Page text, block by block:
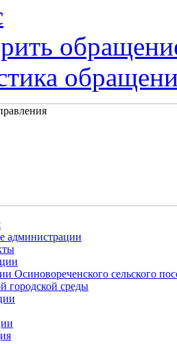
администрации
Осиновореченского сельского
городской среды